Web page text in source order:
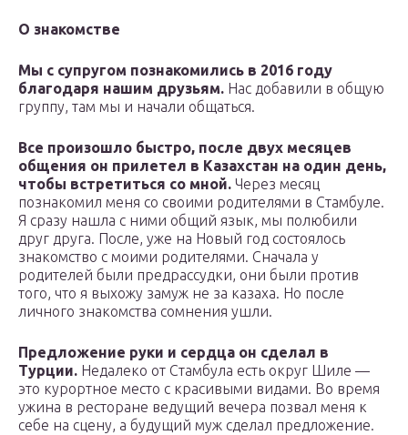
О знакомстве
Мы с супругом познакомились в 2016 году
благодаря нашим друзьям. Нас добавили в общую
группу, там мы и начали общаться.
Все произошло быстро, после двух месяцев
общения он прилетел в Казахстан на один день,
чтобы встретиться со мной. Через месяц
познакомил меня со своими родителями в Стамбуле.
Я сразу нашла с ними общий язык, мы полюбили
друг друга. После, уже на Новый год состоялось
знакомство с моими родителями. Сначала у
родителей были предрассудки, они были против
того, что я выхожу замуж не за казаха. Но после
личного знакомства сомнения ушли.
Предложение руки и сердца он сделал в
Турции. Недалеко от Стамбула есть округ Шиле —
это курортное место с красивыми видами. Во время
ужина в ресторане ведущий вечера позвал меня к
себе на сцену, а будущий муж сделал предложение.